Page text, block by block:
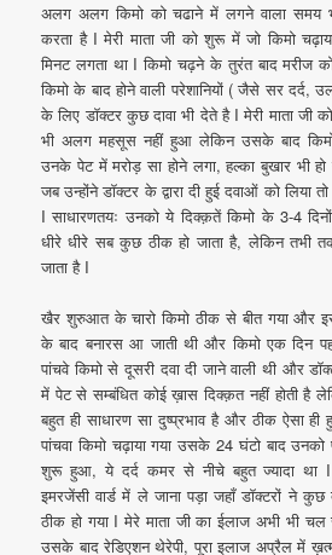
अलग अलग किमो को चढाने में लगने वाला समय
करता है I मेरी माता जी को शुरू में जो किमो
मिनट लगता था I किमो चढ़ने के तुरंत बाद मरीज
किमो के बाद होने वाली परेशानियों ( जैसे सर दर्द,
के लिए डॉक्टर कुछ दावा भी देते है I मेरी माता
भी अलग महसूस नहीं हुआ लेकिन उसके बाद
उनके पेट में मरोड़ सा होने लगा, हल्का बुखार भी
जब उन्होंने डॉक्टर के द्वारा दी हुई दवाओं को लिया
I साधारणतयः उनको ये दिक्क़तें किमो के 3-4
धीरे धीरे सब कुछ ठीक हो जाता है, लेकिन तभी
जाता है I
खैर शुरुआत के चारो किमो ठीक से बीत गया और
के बाद बनारस आ जाती थी और किमो एक दिन
पांचवे किमो से दूसरी दवा दी जाने वाली थी और
में पेट से सम्बंधित कोई ख़ास दिक्क़त नहीं होती है
बहुत ही साधारण सा दुष्प्रभाव है और ठीक ऐसा
पांचवा किमो चढ़ाया गया उसके 24 घंटो बाद उनको
शुरू हुआ, ये दर्द कमर से नीचे बहुत ज्यादा था I
इमरजेंसी वार्ड में ले जाना पड़ा जहाँ डॉक्टरों ने कुछ
ठीक हो गया I मेरे माता जी का ईलाज अभी भी चल
उसके बाद रेडिएशन थेरेपी, पूरा इलाज अप्रैल में